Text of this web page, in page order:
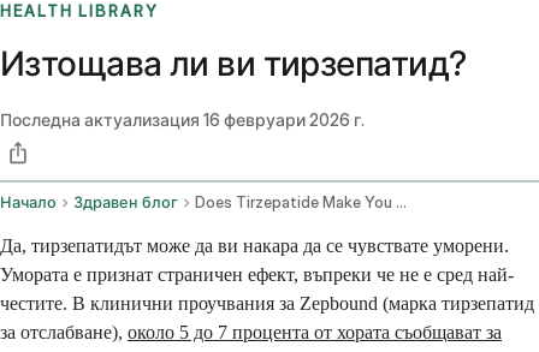
HEALTH LIBRARY
Изтощава ли ви тирзепатид?
Последна актуализация 16 февруари 2026 г.
Начало Здравен блог Does Tirzepatide Make You Tired
Да, тирзепатидът може да ви накара да се чувствате уморени.
Умората е признат страничен ефект, въпреки че не е сред най-
честите. В клинични проучвания за Zepbound (марка тирзепатид
за отслабване), около 5 до 7 процента от хората съобщават за